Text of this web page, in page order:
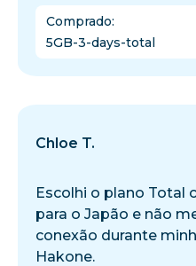
Comprado:
5GB-3-days-total
Chloe T.
Escolhi o plano Total
para o Japão e não
conexão durante
Hakone.